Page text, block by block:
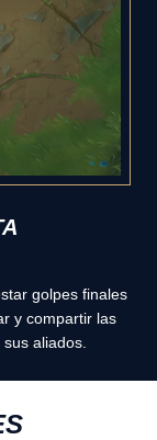
golpes finales
y compartir las
aliados.